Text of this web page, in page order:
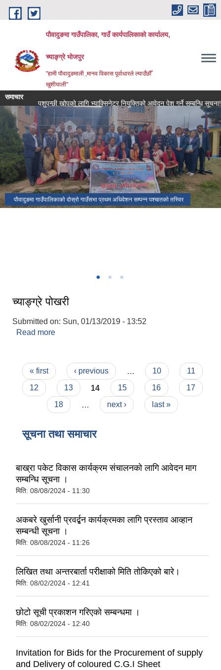
Skip to main content
पौवादुङमा गाउँपालिका, गाउँ कार्यपालिकाको कार्यालय,
च्याङ्ग्रे भोजपुर
"हामी पौवादुङमाली ,मानव विकास पूर्वाधारले ल्याउँछौँ
खुशीयाली"
समाचार
पशुपन्छी खोपको लागि भ्याक्सिनेटर नियुक्तिको आवेदन पेश गर्ने सम्बन्धि सूचना!!!
पौवादुङमा गाउँपालिकाको दोस्रो गाउँसभा प्रथम अधिवेशन सम्पन्न पश्चातको तस्विर
च्याङ्ग्रे पोखरी।
च्याङ्ग्रे पोखरी
Submitted on: Sun, 01/13/2019 - 13:52
Read more
Pages
« first ‹ previous 10
11
12
13 14 15 16
17
18
next › last »
सूचना तथा समाचार
बाख्रा पकेट विकास कार्यक्रम संचालनको लागि आवेदन माग
सम्बन्धि सूचना ।
मिति: 08/08/2024 - 11:30
अकबरे खुर्सानी प्रवर्द्बन कार्यक्रमका लागि प्रस्ताव आव्हान
सम्बन्धी सूचना ।
मिति: 08/08/2024 - 11:26
लिखित तथा अन्तरबार्ता परीक्षाको मिति तोकिएको बारे।
मिति: 08/02/2024 - 12:41
छोटो सूची प्रकाशन गरिएको सम्बन्धमा ।
मिति: 08/02/2024 - 12:40
Invitation for Bids for the Procurement of supply
and Delivery of coloured C.G.I Sheet